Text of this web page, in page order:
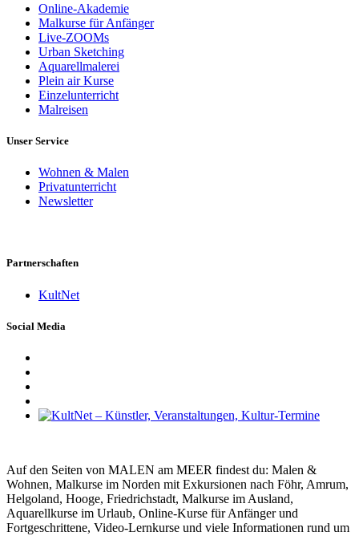
Online-Akademie
Malkurse für Anfänger
Live-ZOOMs
Urban Sketching
Aquarellmalerei
Plein air Kurse
Einzelunterricht
Malreisen
Unser Service
Wohnen & Malen
Privatunterricht
Newsletter
Partnerschaften
KultNet
Social Media
Auf den Seiten von MALEN am MEER findest du: Malen &
Wohnen, Malkurse im Norden mit Exkursionen nach Föhr, Amrum,
Helgoland, Hooge, Friedrichstadt, Malkurse im Ausland,
Aquarellkurse im Urlaub, Online-Kurse für Anfänger und
Fortgeschrittene, Video-Lernkurse und viele Informationen rund um